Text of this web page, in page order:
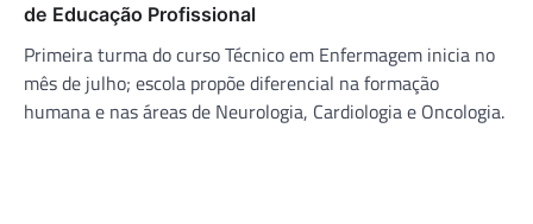
de Educação Profissional
Primeira turma do curso Técnico em Enfermagem inicia no
mês de julho; escola propõe diferencial na formação
humana e nas áreas de Neurologia, Cardiologia e Oncologia.